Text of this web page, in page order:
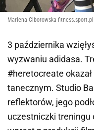
Marlena Ciborowska fitness.sport.pl
3 października
wyzwaniu adidasa.
#heretocreate
tanecznym. Studio
reflektorów, jego
uczestniczki treningu